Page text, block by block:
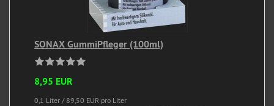
SONAX GummiPfleger (100ml)
8,95 EUR
0,1 Liter / 89,50 EUR pro Liter